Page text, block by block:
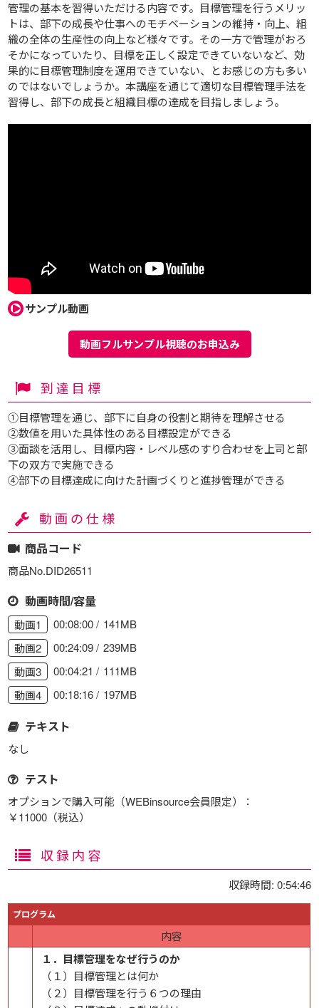
サンプル動画
動画フルサンプル視聴のお申込み
管理の基本を習得いただける内容です。目標管理を行うメリッ
トは、部下の成長や仕事へのモチベーションの維持・向上、組
織の全体の生産性の向上など様々です。その一方で管理がおろ
そかになっていたり、目標を正しく設定できていないなど、効
果的に目標管理制度を運用できていない、とお感じの方も多い
のではないでしょうか。本講座を通じて適切な目標管理手法を
習得し、部下の成長と組織目標の達成を目指しましょう。
到達目標
①目標管理を通じ、部下に自身の役割と期待を理解させる
②数値を用いた具体性のある目標設定ができる
③面談を活用し、目標内容・レベル感のすり合わせを上司と部
下の双方で実施できる
④部下の目標達成に向けた計画づくりと進捗管理ができる
動画の仕様
商品コード
商品No.DID26511
動画時間/容量
動画1 00:08:00
141MB
動画2
00:24:09
239MB
動画3
00:04:21
111MB
動画4
00:18:16 197MB
テキスト
なし
テスト
オプションで購入可能（WEBinsource会員限定）：
￥11000（税込）
収録内容
収録時間: 0:54:46
プログラム
内容
１．目標管理をなぜ行うのか
（１）目標管理とは何か
（２）目標管理を行う６つの理由